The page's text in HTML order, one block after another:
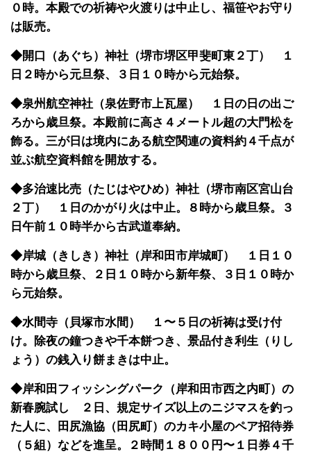
０時。本殿での祈祷や火渡りは中止し、福笹やお守り
は販売。
◆開口（あぐち）神社（堺市堺区甲斐町東２丁） １
日２時から元旦祭、３日１０時から元始祭。
◆泉州航空神社（泉佐野市上瓦屋） １日の日の出ご
ろから歳旦祭。本殿前に高さ４メートル超の大門松を
飾る。三が日は境内にある航空関連の資料約４千点が
並ぶ航空資料館を開放する。
◆多治速比売（たじはやひめ）神社（堺市南区宮山台
２丁） １日のかがり火は中止。８時から歳旦祭。３
日午前１０時半から古武道奉納。
◆岸城（きしき）神社（岸和田市岸城町） １日１０
時から歳旦祭、２日１０時から新年祭、３日１０時か
ら元始祭。
◆水間寺（貝塚市水間） １〜５日の祈祷は受け付
け。除夜の鐘つきや千本餅つき、景品付き利生（りし
ょう）の銭入り餅まきは中止。
◆岸和田フィッシングパーク（岸和田市西之内町）の
新春腕試し ２日、規定サイズ以上のニジマスを釣っ
た人に、田尻漁協（田尻町）のカキ小屋のペア招待券
（５組）などを進呈。２時間１８００円〜１日券４千